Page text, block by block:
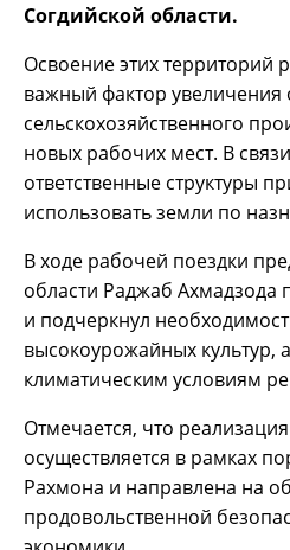
Согдийской области.
Освоение этих территорий
важный фактор
сельскохозяйственного
новых рабочих мест. В
ответственные структуры
использовать земли по
В ходе рабочей поездки
области Раджаб Ахмадзода
и подчеркнул
высокоурожайных культур,
климатическим условиям
Отмечается, что
осуществляется в рамках
Рахмона и направлена на
продовольственной